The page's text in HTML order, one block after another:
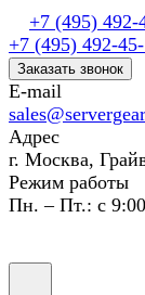
+7 (495) 492-
+7 (495) 492-
Заказать звонок
E-mail
Адрес
г. Москва,
Режим работы
Пн. – Пт.: с